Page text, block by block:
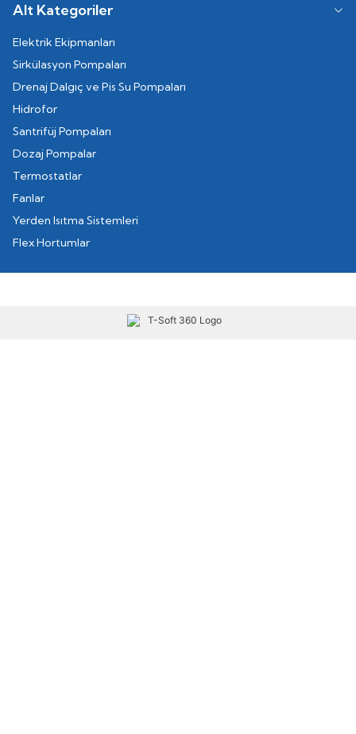
Alt Kategoriler
Elektrik Ekipmanları
Sirkülasyon Pompaları
Drenaj Dalgıç ve Pis Su Pompaları
Hidrofor
Santrifüj Pompaları
Dozaj Pompalar
Termostatlar
Fanlar
Yerden Isıtma Sistemleri
Flex Hortumlar